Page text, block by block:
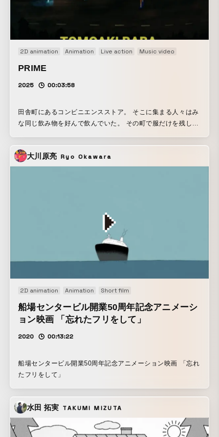
2D animation Animation Live action Music video
PRIME
2025 00:03:58
田舎町にあるコンビニエンスストア。 そこに集まる人々はみ
な同じ飲み物を好んで飲んでいた。 その町で服だけを残して
の夜に怪しげな男を見つけるが、、、 北田正太郎による紙の
立体人形にと土屋萌児による切り絵アニメーションを組み合
わせた馬場智章“PRIME”のためのミュージックビデオ。
大川原亮 Ryo Okawara
2D animation Animation Short film
船場センタービル開業50周年記念アニメーシ
ョン映画 「忘れたフリをして」
2020 00:13:22
船場センタービル開業50周年記念アニメーション映画 「忘れ
たフリをして」
水田 拓実 TAKUMI MIZUTA